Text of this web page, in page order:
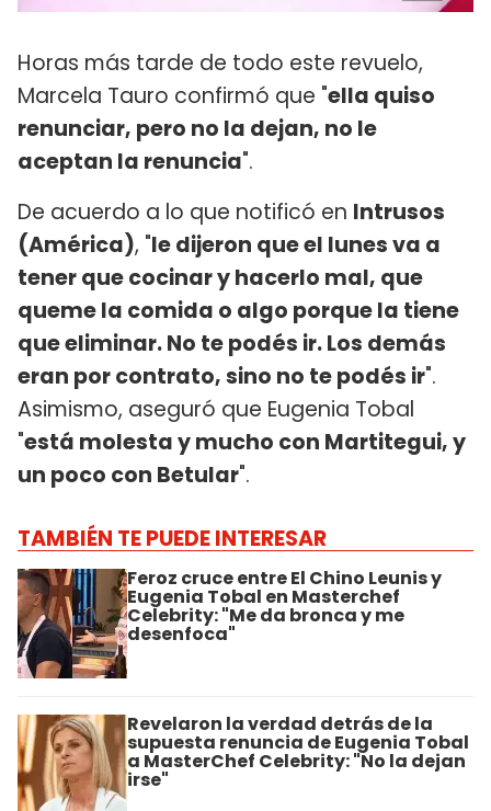
Horas más tarde de todo este revuelo,
Marcela Tauro confirmó que "ella quiso
renunciar, pero no la dejan, no le
aceptan la renuncia".
De acuerdo a lo que notificó en Intrusos
(América), "le dijeron que el lunes va a
tener que cocinar y hacerlo mal, que
queme la comida o algo porque la tiene
que eliminar. No te podés ir. Los demás
eran por contrato, sino no te podés ir".
Asimismo, aseguró que Eugenia Tobal
"está molesta y mucho con Martitegui, y
un poco con Betular".
TAMBIÉN TE PUEDE INTERESAR
Feroz cruce entre El Chino Leunis y
Eugenia Tobal en Masterchef
Celebrity: "Me da bronca y me
desenfoca"
Revelaron la verdad detrás de la
supuesta renuncia de Eugenia Tobal
a MasterChef Celebrity: "No la dejan
irse"